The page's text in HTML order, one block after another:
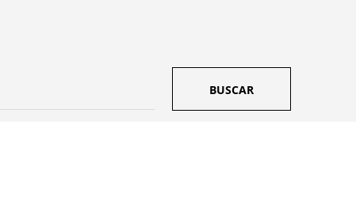
BUSCAR